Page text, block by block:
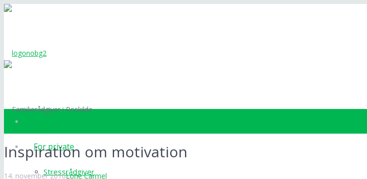
For private
Stressrådgiver
Inspiration om motivation
14. november 2016Lone Carmel